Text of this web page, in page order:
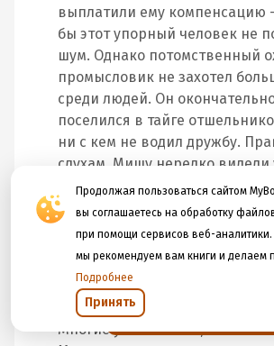
Продолжая пользоваться сайтом
вы соглашаетесь на обработку
при помощи сервисов веб-аналитики.
мы рекомендуем вам книги и делаем
Подробнее
Принять
выплатили ему компенсацию
бы этот упорный человек не
шум. Однако потомственный
промысловик не захотел
среди людей. Он
поселился в тайге
ни с кем не водил дружбу.
слухам, Мишу нередко видели
медсестры из местного
Дробязко. По другим слухам,
люди вроде бы даже недавно
заявление в ЗАГС. Однако
и оставались слухами – никто
подтверждал и не опровергал.
Многие уважали его, не
Открыть в